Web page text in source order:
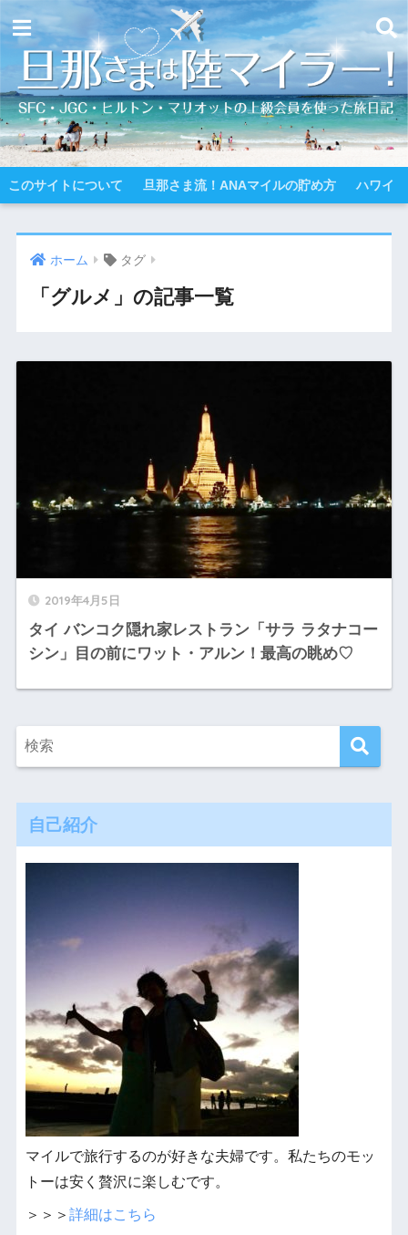
このサイトについて 旦那さま流！ANAマイルの貯め方 ハワイ
ホーム タグ
「グルメ」の記事一覧
2019年4月5日
タイ バンコク隠れ家レストラン「サラ ラタナコー
シン」目の前にワット・アルン！最高の眺め♡
自己紹介
マイルで旅行するのが好きな夫婦です。私たちのモッ
トーは安く贅沢に楽しむです。
＞＞＞ 詳細はこちら